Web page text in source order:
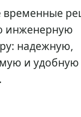
инженерную
надежную,
и удобную